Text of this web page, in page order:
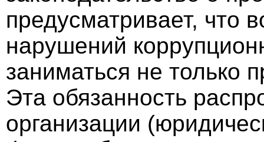
предусматривает, что
нарушений
заниматься не только
Эта обязанность
организации